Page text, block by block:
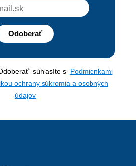
Odoberať
súhlasíte s Podmienkami
ochrany súkromia a osobných
údajov